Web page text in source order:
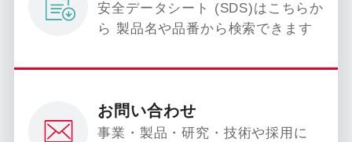
安全データシート (SDS)はこちらか
ら 製品名や品番から検索できます
お問い合わせ
事業・製品・研究・技術や採用に